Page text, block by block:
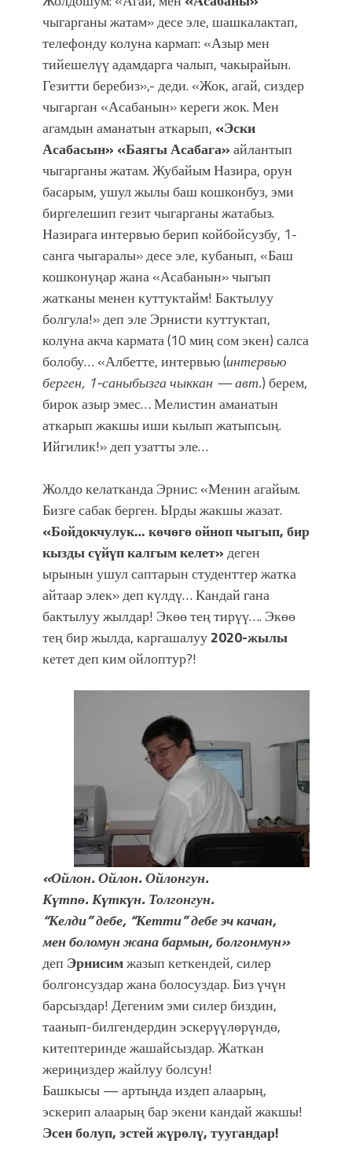
чыгарганы жатам» десе эле, шашкалактап,
телефонду колуна кармап: «Азыр мен
тийешелүү адамдарга чалып, чакырайын.
Гезитти беребиз»,- деди. «Жок, агай, сиздер
чыгарган «Асабанын» кереги жок. Мен
агамдын аманатын аткарып, «Эски
Асабасын» «Баягы Асабага»айлантып
чыгарганы жатам. Жубайым Назира, орун
басарым, ушул жылы баш кошконбуз, эми
биргелешип гезит чыгарганы жатабыз.
Назирага интервью берип койбойсузбу, 1-
санга чыгаралы» десе эле, кубанып, «Баш
кошконуңар жана «Асабанын» чыгып
жатканы менен куттуктайм! Бактылуу
болгула!» деп эле Эрнисти куттуктап,
колуна акча кармата (10 миң сом экен) салса
болобу… «Албетте, интервью (интервью
берген, 1-саныбызга чыккан — авт.) берем,
бирок азыр эмес… Мелистин аманатын
аткарып жакшы иши кылып жатыпсың.
Ийгилик!» деп узатты эле…
Жолдо келатканда Эрнис: «Менин агайым.
Бизге сабак берген. Ырды жакшы жазат.
«Бойдокчулук… көчөгө ойноп чыгып, бир
кызды сүйүп калгым келет»деген
ырынын ушул саптарын студенттер жатка
айтаар элек» деп күлдү… Кандай гана
бактылуу жылдар! Экөө тең тирүү…. Экөө
тең бир жылда, каргашалуу2020-жылы
кетет деп ким ойлоптур?!
«Ойлон. Ойлон. Ойлонгун.
Күтпө. Күткүн. Толгонгун.
“Келди” дебе, “Кетти” дебе эч качан,
мен боломун жана бармын, болгонмун»
деп Эрнисимжазып кеткендей, силер
болгонсуздар жана болосуздар. Биз үчүн
барсыздар! Дегеним эми силер биздин,
таанып-билгендердин эскерүүлөрүндө,
китептеринде жашайсыздар. Жаткан
жериңиздер жайлуу болсун!
Башкысы — артыңда издеп алаарың,
эскерип алаарың бар экени кандай жакшы!
Эсен болуп, эстей жүрөлү, туугандар!